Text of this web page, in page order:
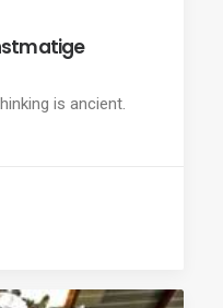
is ancient.